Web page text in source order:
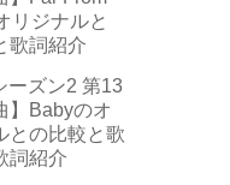
リジナルと
歌詞紹介
ーズン2 第13
】Babyのオ
との比較と歌
詞紹介